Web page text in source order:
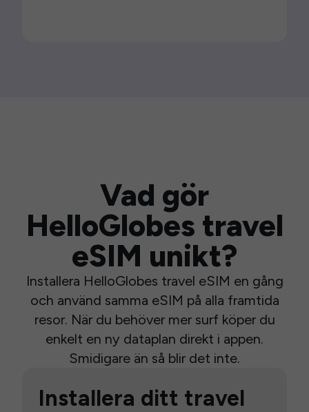
Vad gör
HelloGlobes travel
eSIM unikt?
Installera HelloGlobes travel eSIM en gång
och använd samma eSIM på alla framtida
resor. När du behöver mer surf köper du
enkelt en ny dataplan direkt i appen.
Smidigare än så blir det inte.
Installera ditt travel